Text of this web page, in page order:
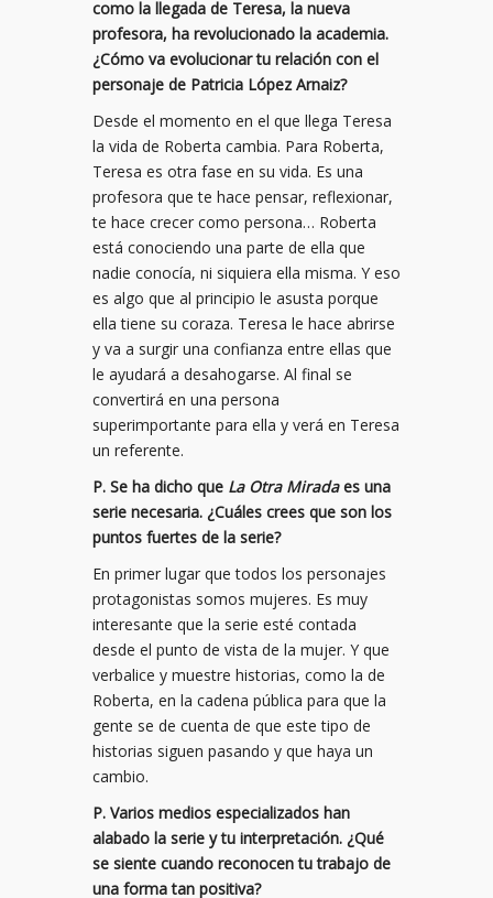
como la llegada de Teresa, la nueva
profesora, ha revolucionado la academia.
¿Cómo va evolucionar tu relación con el
personaje de Patricia López Arnaiz?
Desde el momento en el que llega Teresa
la vida de Roberta cambia. Para Roberta,
Teresa es otra fase en su vida. Es una
profesora que te hace pensar, reflexionar,
te hace crecer como persona… Roberta
está conociendo una parte de ella que
nadie conocía, ni siquiera ella misma. Y eso
es algo que al principio le asusta porque
ella tiene su coraza. Teresa le hace abrirse
y va a surgir una confianza entre ellas que
le ayudará a desahogarse. Al final se
convertirá en una persona
superimportante para ella y verá en Teresa
un referente.
P. Se ha dicho que La Otra Miradaes una
serie necesaria. ¿Cuáles crees que son los
puntos fuertes de la serie?
En primer lugar que todos los personajes
protagonistas somos mujeres. Es muy
interesante que la serie esté contada
desde el punto de vista de la mujer. Y que
verbalice y muestre historias, como la de
Roberta, en la cadena pública para que la
gente se de cuenta de que este tipo de
historias siguen pasando y que haya un
cambio.
P. Varios medios especializados han
alabado la serie y tu interpretación. ¿Qué
se siente cuando reconocen tu trabajo de
una forma tan positiva?